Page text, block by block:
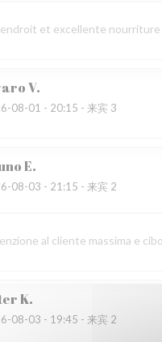
et excellente nourriture
V
08-01 - 20:15 - 来宾 3
E
08-03 - 21:15 - 来宾 2
al cliente massima e
K
08-03 - 19:45 - 来宾 2